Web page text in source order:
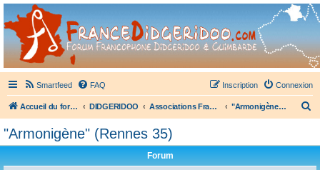
France Didgeridoo
Didgeridoo et Guimbarde sur France Didgeridoo - retrouvez la communauté.
Smartfeed FAQ Connexion
Inscription
Accueil du forum DIDGERIDOO Associations Françaises de Didgeridoo "Armonigène" (Rennes 35)
"Armonigène" (Rennes 35)
Forum